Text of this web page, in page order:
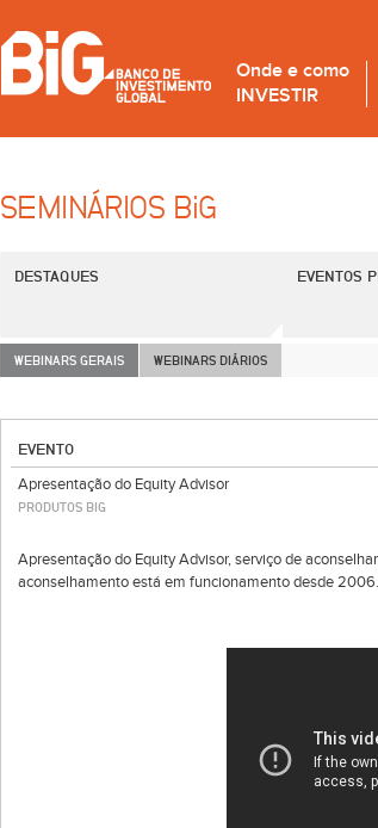
Onde e como
INVESTIR
SEMINÁRIOS BiG
DESTAQUES EVENTOS
WEBINARS GERAIS WEBINARS DIÁRIOS
EVENTO
Apresentação do Equity Advisor
PRODUTOS BIG
Apresentação do Equity Advisor, serviço de
aconselhamento está em funcionamento desde 2006.